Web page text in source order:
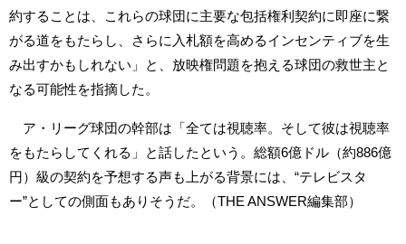
約することは、これらの球団に主要な包括権利契約に即座に繋
がる道をもたらし、さらに入札額を高めるインセンティブを生
み出すかもしれない」と、放映権問題を抱える球団の救世主と
なる可能性を指摘した。
ア・リーグ球団の幹部は「全ては視聴率。そして彼は視聴率
をもたらしてくれる」と話したという。総額6億ドル（約886億
円）級の契約を予想する声も上がる背景には、“テレビスタ
ー”としての側面もありそうだ。（THE ANSWER編集部）